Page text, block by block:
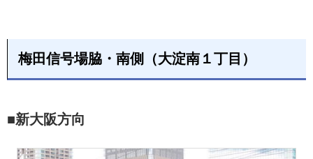
梅田信号場脇・南側（大淀南１丁目）
■新大阪方向